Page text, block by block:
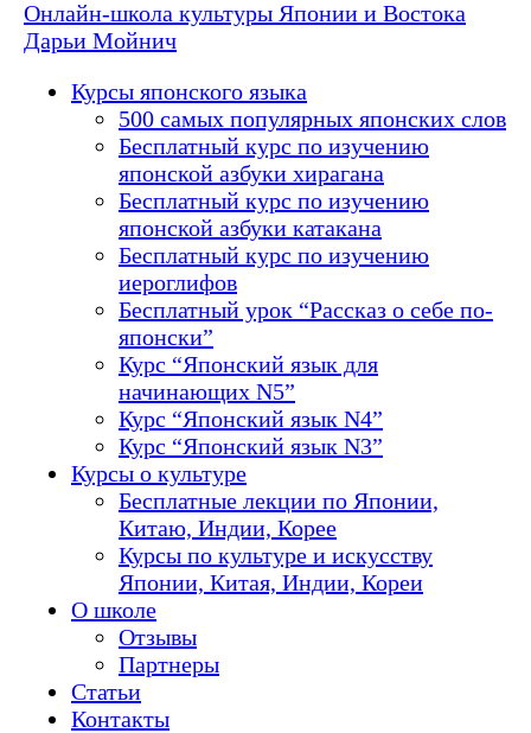
Онлайн-школа культуры Японии и Востока
Дарьи Мойнич
Курсы японского языка
500 самых популярных японских слов
Бесплатный курс по изучению
японской азбуки хирагана
Бесплатный курс по изучению
японской азбуки катакана
Бесплатный курс по изучению
иероглифов
Бесплатный урок “Рассказ о себе по-
японски”
Курс “Японский язык для
начинающих N5”
Курс “Японский язык N4”
Курс “Японский язык N3”
Курсы о культуре
Бесплатные лекции по Японии,
Китаю, Индии, Корее
Курсы по культуре и искусству
Японии, Китая, Индии, Кореи
О школе
Отзывы
Партнеры
Статьи
Контакты